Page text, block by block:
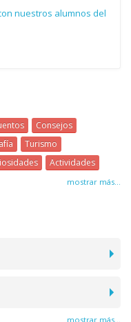
nuestros alumnos del
Consejos
Turismo
Actividades
mostrar más...
mostrar más...